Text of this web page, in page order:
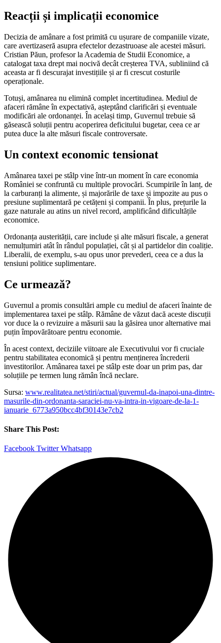
Reacții și implicații economice
Decizia de amânare a fost primită cu ușurare de companiile vizate,
care avertizaseră asupra efectelor dezastruoase ale acestei măsuri.
Cristian Păun, profesor la Academia de Studii Economice, a
catalogat taxa drept mai nocivă decât creșterea TVA, subliniind că
aceasta ar fi descurajat investițiile și ar fi crescut costurile
operaționale.
Totuși, amânarea nu elimină complet incertitudinea. Mediul de
afaceri rămâne în expectativă, așteptând clarificări și eventuale
modificări ale ordonanței. În același timp, Guvernul trebuie să
găsească soluții pentru acoperirea deficitului bugetar, ceea ce ar
putea duce la alte măsuri fiscale controversate.
Un context economic tensionat
Amânarea taxei pe stâlp vine într-un moment în care economia
României se confruntă cu multiple provocări. Scumpirile în lanț, de
la carburanți la alimente, și majorările de taxe și impozite au pus o
presiune suplimentară pe cetățeni și companii. În plus, prețurile la
gaze naturale au atins un nivel record, amplificând dificultățile
economice.
Ordonanța austerității, care include și alte măsuri fiscale, a generat
nemulțumiri atât în rândul populației, cât și al partidelor din coaliție.
Liberalii, de exemplu, s-au opus unor prevederi, ceea ce a dus la
tensiuni politice suplimentare.
Ce urmează?
Guvernul a promis consultări ample cu mediul de afaceri înainte de
implementarea taxei pe stâlp. Rămâne de văzut dacă aceste discuții
vor duce la o revizuire a măsurii sau la găsirea unor alternative mai
puțin împovărătoare pentru economie.
În acest context, deciziile viitoare ale Executivului vor fi cruciale
pentru stabilitatea economică și pentru menținerea încrederii
investitorilor. Amânarea taxei pe stâlp este doar un prim pas, dar
soluțiile pe termen lung rămân încă neclare.
Sursa: www.realitatea.net/stiri/actual/guvernul-da-inapoi-una-dintre-
masurile-din-ordonanta-saraciei-nu-va-intra-in-vigoare-de-la-1-
ianuarie_6773a950bcc4bf30143e7cb2
Share This Post:
Facebook Twitter Whatsapp